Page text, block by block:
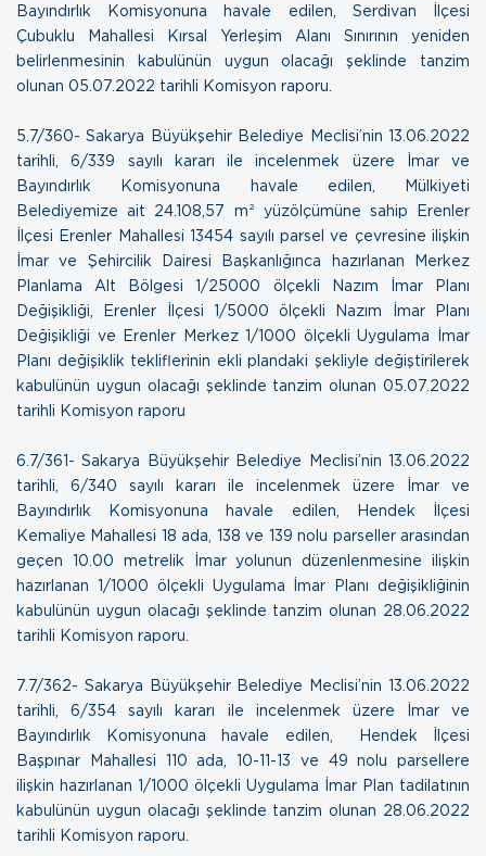
Bayındırlık Komisyonuna havale edilen, Serdivan İlçesi
Çubuklu Mahallesi Kırsal Yerleşim Alanı Sınırının yeniden
belirlenmesinin kabulünün uygun olacağı şeklinde tanzim
olunan 05.07.2022 tarihli Komisyon raporu.
5.7/360- Sakarya Büyükşehir Belediye Meclisi’nin 13.06.2022
tarihli, 6/339 sayılı kararı ile incelenmek üzere İmar ve
Bayındırlık Komisyonuna havale edilen, Mülkiyeti
Belediyemize ait 24.108,57 m² yüzölçümüne sahip Erenler
İlçesi Erenler Mahallesi 13454 sayılı parsel ve çevresine ilişkin
İmar ve Şehircilik Dairesi Başkanlığınca hazırlanan Merkez
Planlama Alt Bölgesi 1/25000 ölçekli Nazım İmar Planı
Değişikliği, Erenler İlçesi 1/5000 ölçekli Nazım İmar Planı
Değişikliği ve Erenler Merkez 1/1000 ölçekli Uygulama İmar
Planı değişiklik tekliflerinin ekli plandaki şekliyle değiştirilerek
kabulünün uygun olacağı şeklinde tanzim olunan 05.07.2022
tarihli Komisyon raporu
6.7/361- Sakarya Büyükşehir Belediye Meclisi’nin 13.06.2022
tarihli, 6/340 sayılı kararı ile incelenmek üzere İmar ve
Bayındırlık Komisyonuna havale edilen, Hendek İlçesi
Kemaliye Mahallesi 18 ada, 138 ve 139 nolu parseller arasından
geçen 10.00 metrelik İmar yolunun düzenlenmesine ilişkin
hazırlanan 1/1000 ölçekli Uygulama İmar Planı değişikliğinin
kabulünün uygun olacağı şeklinde tanzim olunan 28.06.2022
tarihli Komisyon raporu.
7.7/362- Sakarya Büyükşehir Belediye Meclisi’nin 13.06.2022
tarihli, 6/354 sayılı kararı ile incelenmek üzere İmar ve
Bayındırlık Komisyonuna havale edilen, Hendek İlçesi
Başpınar Mahallesi 110 ada, 10-11-13 ve 49 nolu parsellere
ilişkin hazırlanan 1/1000 ölçekli Uygulama İmar Plan tadilatının
kabulünün uygun olacağı şeklinde tanzim olunan 28.06.2022
tarihli Komisyon raporu.